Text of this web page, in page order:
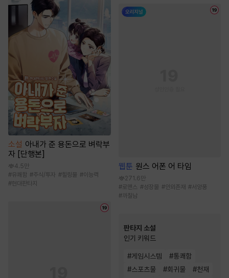
소설 아내가 준 용돈으로 벼락부
자 [단행본]
4.5만
#유쾌함 #주식/투자 # 힐링물 #이능력
#현대판타지
웹툰 원스 어폰 어 타임
271.6만
#로맨스 #성장물 #인외존재 #서양풍
#까칠남
판타지 소설
인기 키워드
#게임시스템 #통쾌함
#스포츠물 #회귀물 #천재